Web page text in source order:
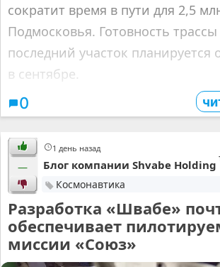
сократит время в пути для 2,5
Подмосковья. Готовность
последний участок планируется
в сентябре.
0
1 день назад
— Блог компании Shvabe Holding
Космонавтика
Разработка «Швабе»
обеспечивает
миссии «Союз»